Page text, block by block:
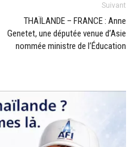
Suivant
THAÏLANDE – FRANCE : Anne
Genetet, une députée venue d’Asie
nommée ministre de l’Éducation